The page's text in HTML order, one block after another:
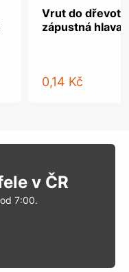
Vrut do
zápustná hlava,
0,14 Kč
v ČR
7:00.